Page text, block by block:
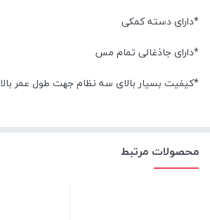
*دارای دسته کمکی
*دارای جاذغالی تمام مس
*کیفیت بسیار بالای سه نظام جهت طول عمر بالا
محصولات مرتبط